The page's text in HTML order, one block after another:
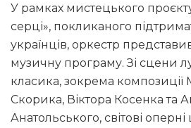
У рамках мистецького
серці», покликаного
українців, оркестр
музичну програму. Зі сцени
класика, зокрема композиції
Скорика, Віктора Косенка та
Анатольського, світові